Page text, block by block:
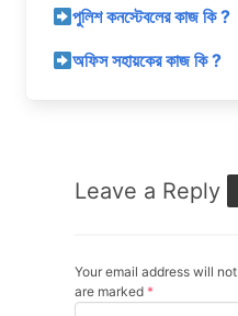
পুলিশ কনস্টেবলের কাজ কি ?
অফিস সহায়কের কাজ কি ?
Leave a Reply
Your email address will
are marked *